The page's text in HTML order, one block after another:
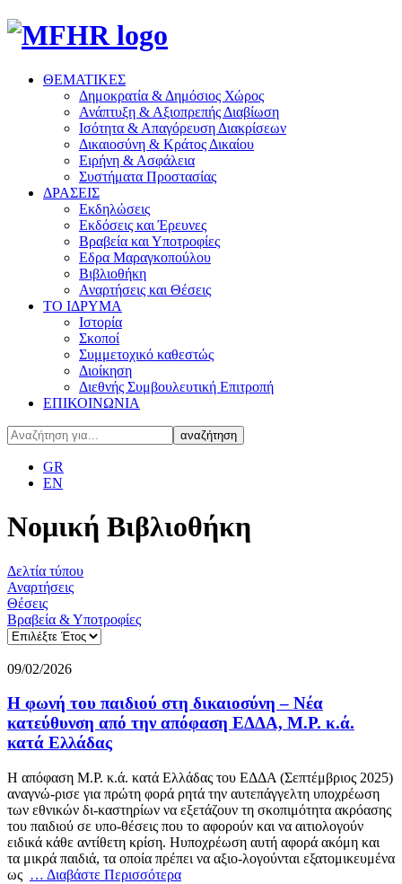
ΘΕΜΑΤΙΚΕΣ
Δημοκρατία & Δημόσιος Χώρος
Ανάπτυξη & Αξιοπρεπής Διαβίωση
Ισότητα & Απαγόρευση Διακρίσεων
Δικαιοσύνη & Κράτος Δικαίου
Ειρήνη & Ασφάλεια
Συστήματα Προστασίας
ΔΡΑΣΕΙΣ
Εκδηλώσεις
Εκδόσεις και Έρευνες
Βραβεία και Υποτροφίες
Εδρα Μαραγκοπούλου
Βιβλιοθήκη
Αναρτήσεις και Θέσεις
ΤΟ ΙΔΡΥΜΑ
Ιστορία
Σκοποί
Συμμετοχικό καθεστώς
Διοίκηση
Διεθνής Συμβουλευτική Επιτροπή
ΕΠΙΚΟΙΝΩΝΙΑ
GR
EN
Νομική Βιβλιοθήκη
Δελτία τύπου
Αναρτήσεις
Θέσεις
Βραβεία & Υποτροφίες
09/02/2026
Η φωνή του παιδιού στη δικαιοσύνη – Nέα
κατεύθυνση από την απόφαση ΕΔΔΑ, M.P. κ.ά.
κατά Ελλάδας
Η απόφαση M.P. κ.ά. κατά Ελλάδας του ΕΔΔΑ (Σεπτέμβριος 2025)
αναγνώ-ρισε για πρώτη φορά ρητά την αυτεπάγγελτη υποχρέωση
των εθνικών δι-καστηρίων να εξετάζουν τη σκοπιμότητα ακρόασης
του παιδιού σε υπο-θέσεις που το αφορούν και να αιτιολογούν
ειδικά κάθε αντίθετη κρίση. Ηυποχρέωση αυτή αφορά ακόμη και
τα μικρά παιδιά, τα οποία πρέπει να αξιο-λογούνται εξατομικευμένα
ως … Διαβάστε Περισσότερα